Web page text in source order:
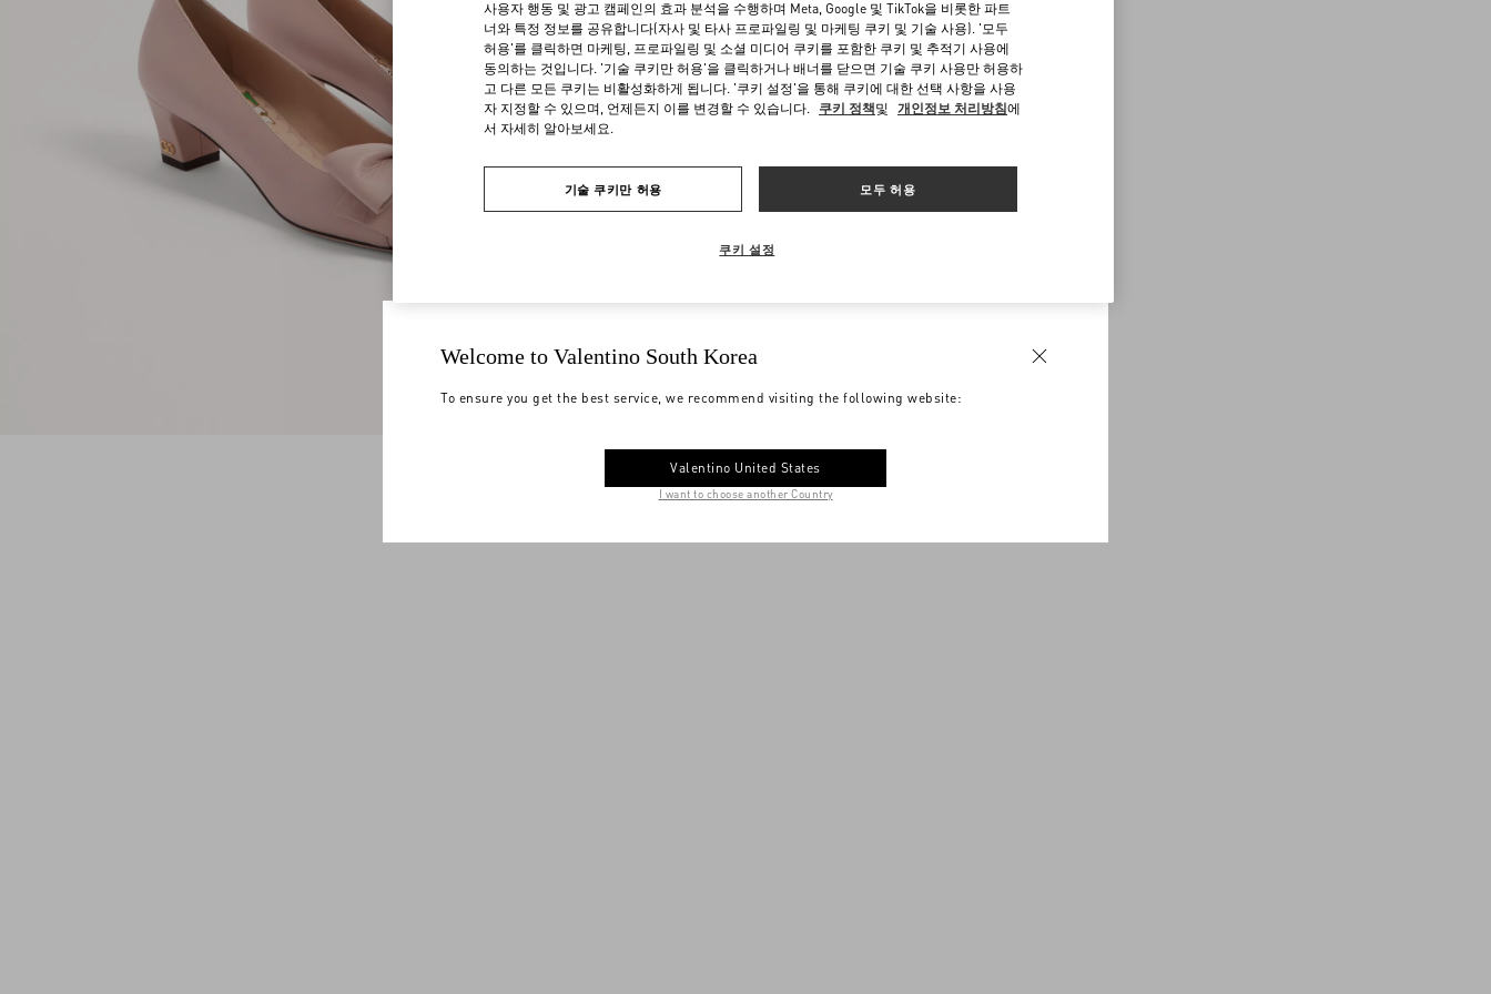
Welcome to Valentino South Korea
To ensure you get the best service, we recommend visiting the following website:
Valentino United States
I want to choose another Country
사용자 행동 및 광고 캠페인의 효과 분석을 수행하며 Meta, Google 및 TikTok을 비롯한 파트
너와 특정 정보를 공유합니다(자사 및 타사 프로파일링 및 마케팅 쿠키 및 기술 사용). '모두
허용'를 클릭하면 마케팅, 프로파일링 및 소셜 미디어 쿠키를 포함한 쿠키 및 추적기 사용에
동의하는 것입니다. '기술 쿠키만 허용'을 클릭하거나 배너를 닫으면 기술 쿠키 사용만 허용하
고 다른 모든 쿠키는 비활성화하게 됩니다. '쿠키 설정'을 통해 쿠키에 대한 선택 사항을 사용
자 지정할 수 있으며, 언제든지 이를 변경할 수 있습니다. 쿠키 정책및 개인정보 처리방침에
서 자세히 알아보세요.
기술 쿠키만 허용 모두 허용
쿠키 설정